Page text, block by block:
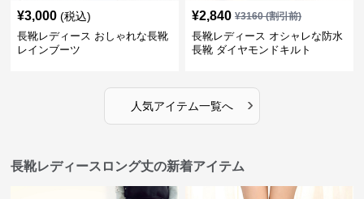
¥3,000 (税込)
長靴レディース おしゃれな長靴
レインブーツ
¥2,840 ¥3160(割引前)
長靴レディース オシャレな防水
長靴 ダイヤモンドキルト
人気アイテム一覧へ ›
長靴レディースロング丈の新着アイテム